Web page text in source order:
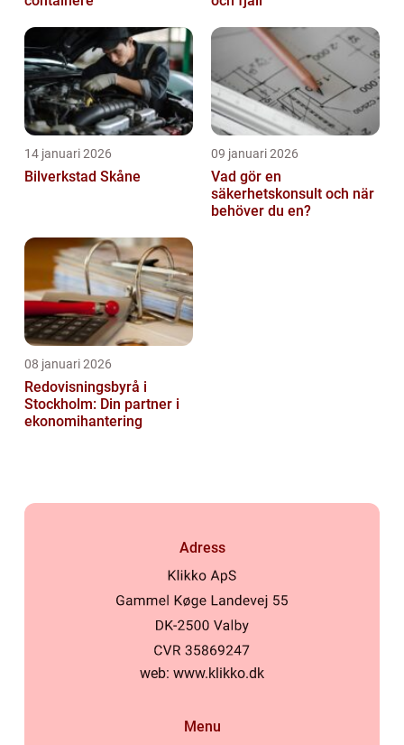
14 januari 2026
Bilverkstad Skåne
09 januari 2026
Vad gör en
säkerhetskonsult och när
behöver du en?
08 januari 2026
Redovisningsbyrå i
Stockholm: Din partner i
ekonomihantering
Adress
web: www.klikko.dk
Menu